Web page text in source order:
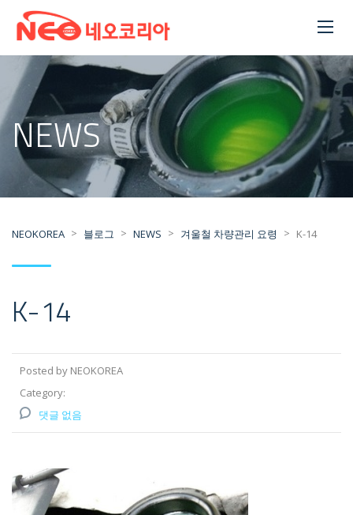
NEWS
NEOKOREA > 블로그 > NEWS > 겨울철 차량관리 요령 > K-14
K-14
Posted by NEOKOREA
Category:
댓글 없음